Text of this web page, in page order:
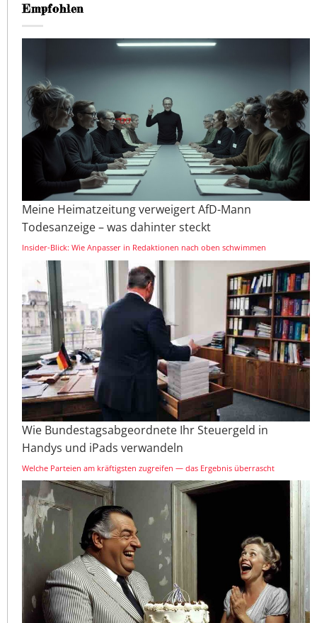
Empfohlen
Meine Heimatzeitung verweigert AfD-Mann
Todesanzeige – was dahinter steckt
Insider-Blick: Wie Anpasser in Redaktionen nach oben schwimmen
Wie Bundestagsabgeordnete Ihr Steuergeld in
Handys und iPads verwandeln
Welche Parteien am kräftigsten zugreifen — das Ergebnis überrascht